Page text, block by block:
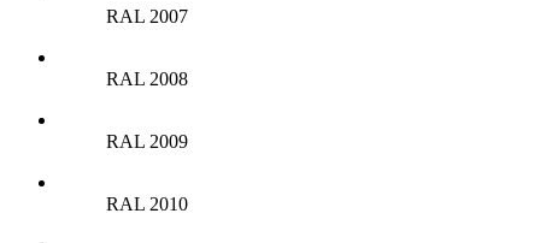
RAL 2007
RAL 2008
RAL 2009
RAL 2010